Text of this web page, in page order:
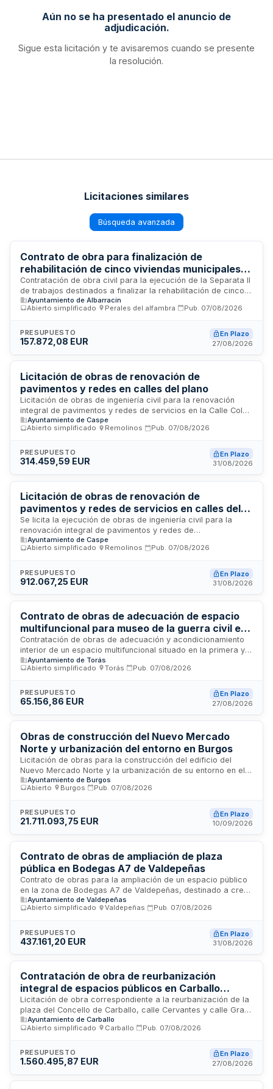
Aún no se ha presentado el anuncio de
adjudicación.
Sigue esta licitación y te avisaremos cuando se presente
la resolución.
Licitaciones similares
Búsqueda avanzada
Contrato de obra para finalización de
rehabilitación de cinco viviendas municipales
en Calle Santiago de Albarracín
Contratación de obra civil para la ejecución de la Separata II
de trabajos destinados a finalizar la rehabilitación de cinco
apartamentos para vivienda de nuevos pobladores ubicados
en la Calle Santiago número 13 del municipio de Albarracín. El
comprende todas las obligaciones laborales, de seguridad e
higiene, así como el cumplimiento de normativa
con medición y abono conforme a los documentos del
proyecto y órdenes de la dirección facultativa.
Ayuntamiento de Albarracín
Abierto simplificado
Perales del alfambra Pub. 07/08/2026
PRESUPUESTO
157.872,08 EUR
En Plazo
27/08/2026
Licitación de obras de renovación de
pavimentos y redes en calles del plano
Licitación de obras de ingeniería civil para la renovación
integral de pavimentos y redes de servicios en la Calle Colón
y Calle Palafox. El proyecto aborda el deterioro de la
plataforma vial y la reposición de instalaciones de
tráfico vehicular y peatonal. La ejecución está prevista para
un periodo de cuatro meses, con seguimiento del
Ayuntamiento de Caspe
Abierto simplificado
Remolinos Pub. 07/08/2026
PRESUPUESTO
314.459,59 EUR
En Plazo
31/08/2026
Licitación de obras de renovación de
pavimentos y redes de servicios en calles del
sector oeste de Caspe
Se licita la ejecución de obras de ingeniería civil para la
renovación integral de pavimentos y redes de
abastecimiento y saneamiento en calles del sector oeste del
municipio de Caspe. El proyecto aborda el deterioro de la
tráfico vehicular y peatonal, mediante un procedimiento de
contratación abierto que permite la entrada en servicio de la
Ayuntamiento de Caspe
Abierto simplificado
Remolinos Pub. 07/08/2026
PRESUPUESTO
912.067,25 EUR
En Plazo
31/08/2026
Contrato de obras de adecuación de espacio
multifuncional para museo de la guerra civil en
Torás
Contratación de obras de adecuación y acondicionamiento
interior de un espacio multifuncional situado en la primera y
segunda planta de un edificio municipal para albergar salas
de exposiciones dedicadas a la guerra civil española desde
estas obras de albañilería y construcción mediante
procedimiento abierto simplificado, financiadas por una
Ayuntamiento de Torás
Abierto simplificado
Torás Pub. 07/08/2026
PRESUPUESTO
65.156,86 EUR
En Plazo
27/08/2026
Obras de construcción del Nuevo Mercado
Norte y urbanización del entorno en Burgos
Licitación de obras para la construcción del edificio del
Nuevo Mercado Norte y la urbanización de su entorno en el
Área de Intervención AI-34.03 de Burgos. El contrato,
convocado mediante procedimiento abierto, incluye la
mercado cubierto y las obras de urbanización adyacentes,
ambos redactados por la UTE AU-AJO La Plaza Cubierta. Se
no admite división en lotes ni variantes.
Ayuntamiento de Burgos
Abierto
Burgos Pub. 07/08/2026
PRESUPUESTO
21.711.093,75 EUR
En Plazo
10/09/2026
Contrato de obras de ampliación de plaza
pública en Bodegas A7 de Valdepeñas
Contrato de obras para la ampliación de un espacio público
en la zona de Bodegas A7 de Valdepeñas, destinado a crear
zonas de recreo peatonal, áreas verdes y paseos que sirvan
como espacio de encuentro y esparcimiento para la
construcción, obras viales y auxiliares para infraestructuras,
ejecutado conforme a normativa técnica especificada en
Ayuntamiento de Valdepeñas
Abierto simplificado
Valdepeñas Pub. 07/08/2026
PRESUPUESTO
437.161,20 EUR
En Plazo
31/08/2026
Contratación de obra de reurbanización
integral de espacios públicos en Carballo
cofinanciada por la Unión Europea
Licitación de obra correspondiente a la reurbanización de la
plaza del Concello de Carballo, calle Cervantes y calle Gran
Vía, incluida en el Plan de Actuación Integrado Carballo a
man. El proyecto se ejecuta mediante procedimiento
financiación del Fondo Europeo de Desarrollo Regional en el
marco del Programa Operativo Plurirregional de España para
mediante baja sobre el importe base del proyecto.
Ayuntamiento de Carballo
Abierto simplificado
Carballo Pub. 07/08/2026
PRESUPUESTO
1.560.495,87 EUR
En Plazo
27/08/2026